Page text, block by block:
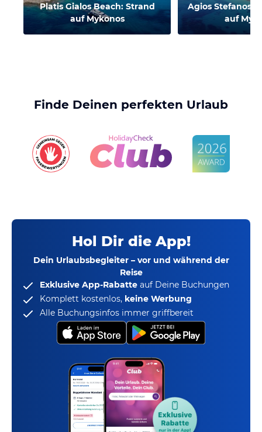
Platis Gialos Beach: Strand
auf Mykonos
Agios Stefanos
auf
Finde Deinen perfekten Urlaub
Hol Dir die App!
Dein Urlaubsbegleiter – vor und während der
Reise
Exklusive App-Rabatte auf Deine Buchungen
Komplett kostenlos, keine Werbung
Alle Buchungsinfos immer griffbereit